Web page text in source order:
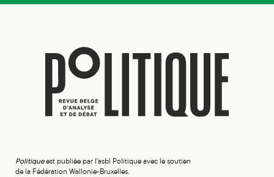
Politiqueest publiée par l'asbl Politique avec le soutien
de la Fédération Wallonie-Bruxelles.